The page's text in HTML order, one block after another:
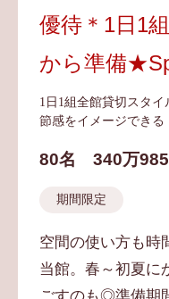
優待＊1日1
から準備
1日1組全館貸切スタ
節感をイメージできる
80名 340万
期間限定
空間の使い方も時
当館。春～初夏に